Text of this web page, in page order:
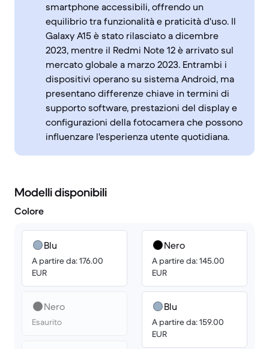
smartphone accessibili, offrendo un
equilibrio tra funzionalità e praticità d'uso. Il
Galaxy A15 è stato rilasciato a dicembre
2023, mentre il Redmi Note 12 è arrivato sul
mercato globale a marzo 2023. Entrambi i
dispositivi operano su sistema Android, ma
presentano differenze chiave in termini di
supporto software, prestazioni del display e
configurazioni della fotocamera che possono
influenzare l'esperienza utente quotidiana.
Modelli disponibili
Colore
Blu
A partire da: 176.00
EUR
Nero
Esaurito
Nero
A partire da: 145.00
EUR
Blu
A partire da: 159.00
EUR